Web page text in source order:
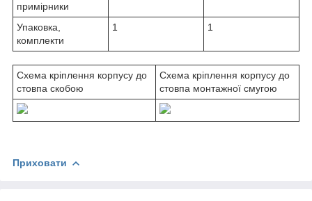
примірники
Упаковка,
комплекти
1 1
Схема кріплення корпусу до
стовпа скобою
Схема кріплення корпусу до
стовпа монтажної смугою
Приховати